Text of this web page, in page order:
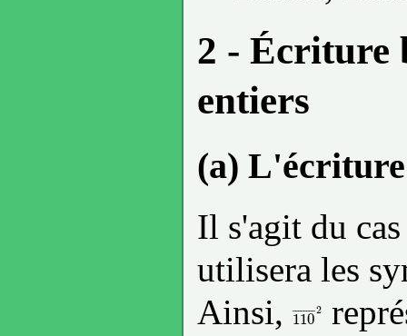
2 - Écriture
entiers
(a) L'écriture
Il s'agit du
utilisera les
Ainsi,110
¯ ¯
¯¯¯¯¯¯2
110¯